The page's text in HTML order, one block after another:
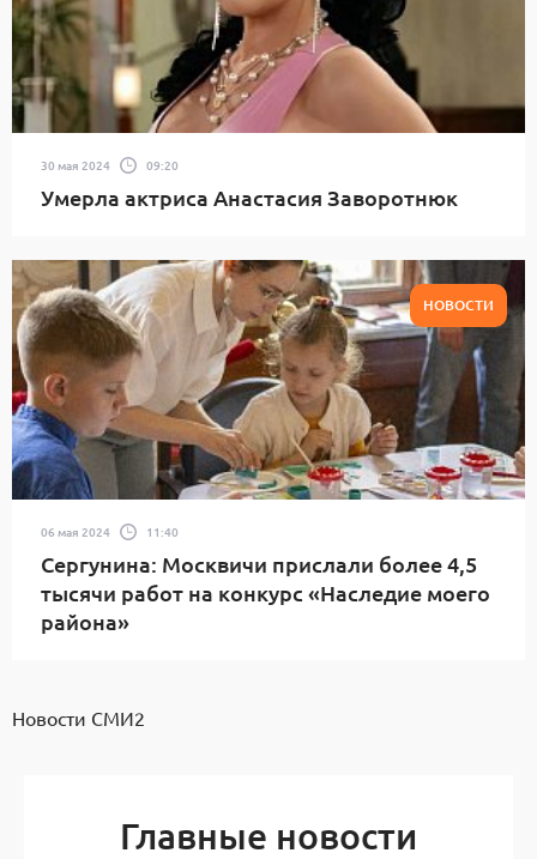
30 мая 2024 09:20
Умерла актриса Анастасия Заворотнюк
НОВОСТИ
06 мая 2024 11:40
Сергунина: Москвичи прислали более 4,5
тысячи работ на конкурс «Наследие моего
района»
Новости СМИ2
Главные новости